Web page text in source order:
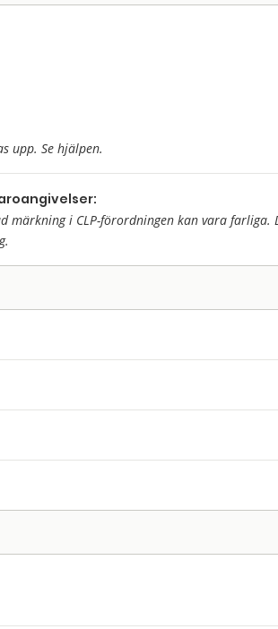
upp. Se hjälpen.
märkning i CLP-förordningen kan vara